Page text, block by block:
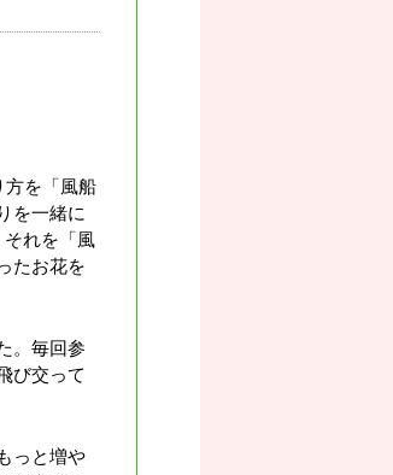
方を「風船
を一緒に
れを「風
たお花を
。毎回参
び交って
っと増や